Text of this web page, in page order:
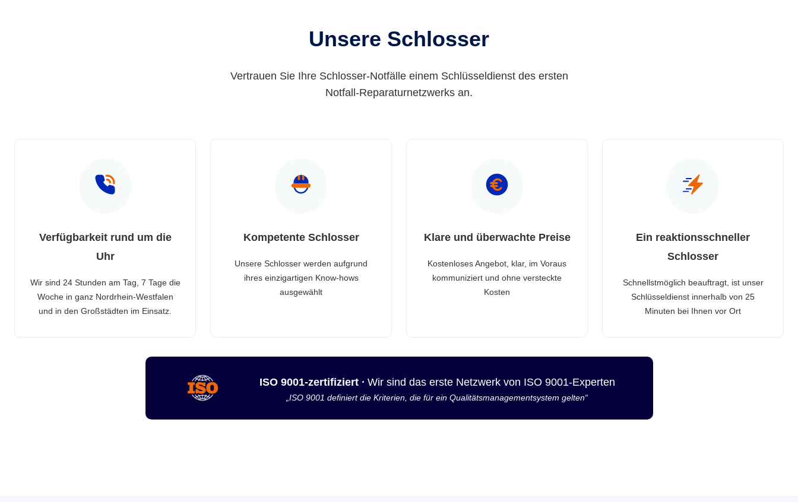
Unsere Schlosser
Vertrauen Sie Ihre Schlosser-Notfälle einem Schlüsseldienst des ersten
Notfall-Reparaturnetzwerks an.
Verfügbarkeit rund um die
Uhr
Wir sind 24 Stunden am Tag, 7 Tage die
Woche in ganz Nordrhein-Westfalen
und in den Großstädten im Einsatz.
Kompetente Schlosser
Unsere Schlosser werden aufgrund
ihres einzigartigen Know-hows
ausgewählt
Klare und überwachte Preise
Kostenloses Angebot, klar, im Voraus
kommuniziert und ohne versteckte
Kosten
Ein reaktionsschneller
Schlosser
Schnellstmöglich beauftragt, ist unser
Schlüsseldienst innerhalb von 25
Minuten bei Ihnen vor Ort
ISO 9001-zertifiziert · Wir sind das erste Netzwerk von ISO 9001-Experten
„ISO 9001 definiert die Kriterien, die für ein Qualitätsmanagementsystem gelten“